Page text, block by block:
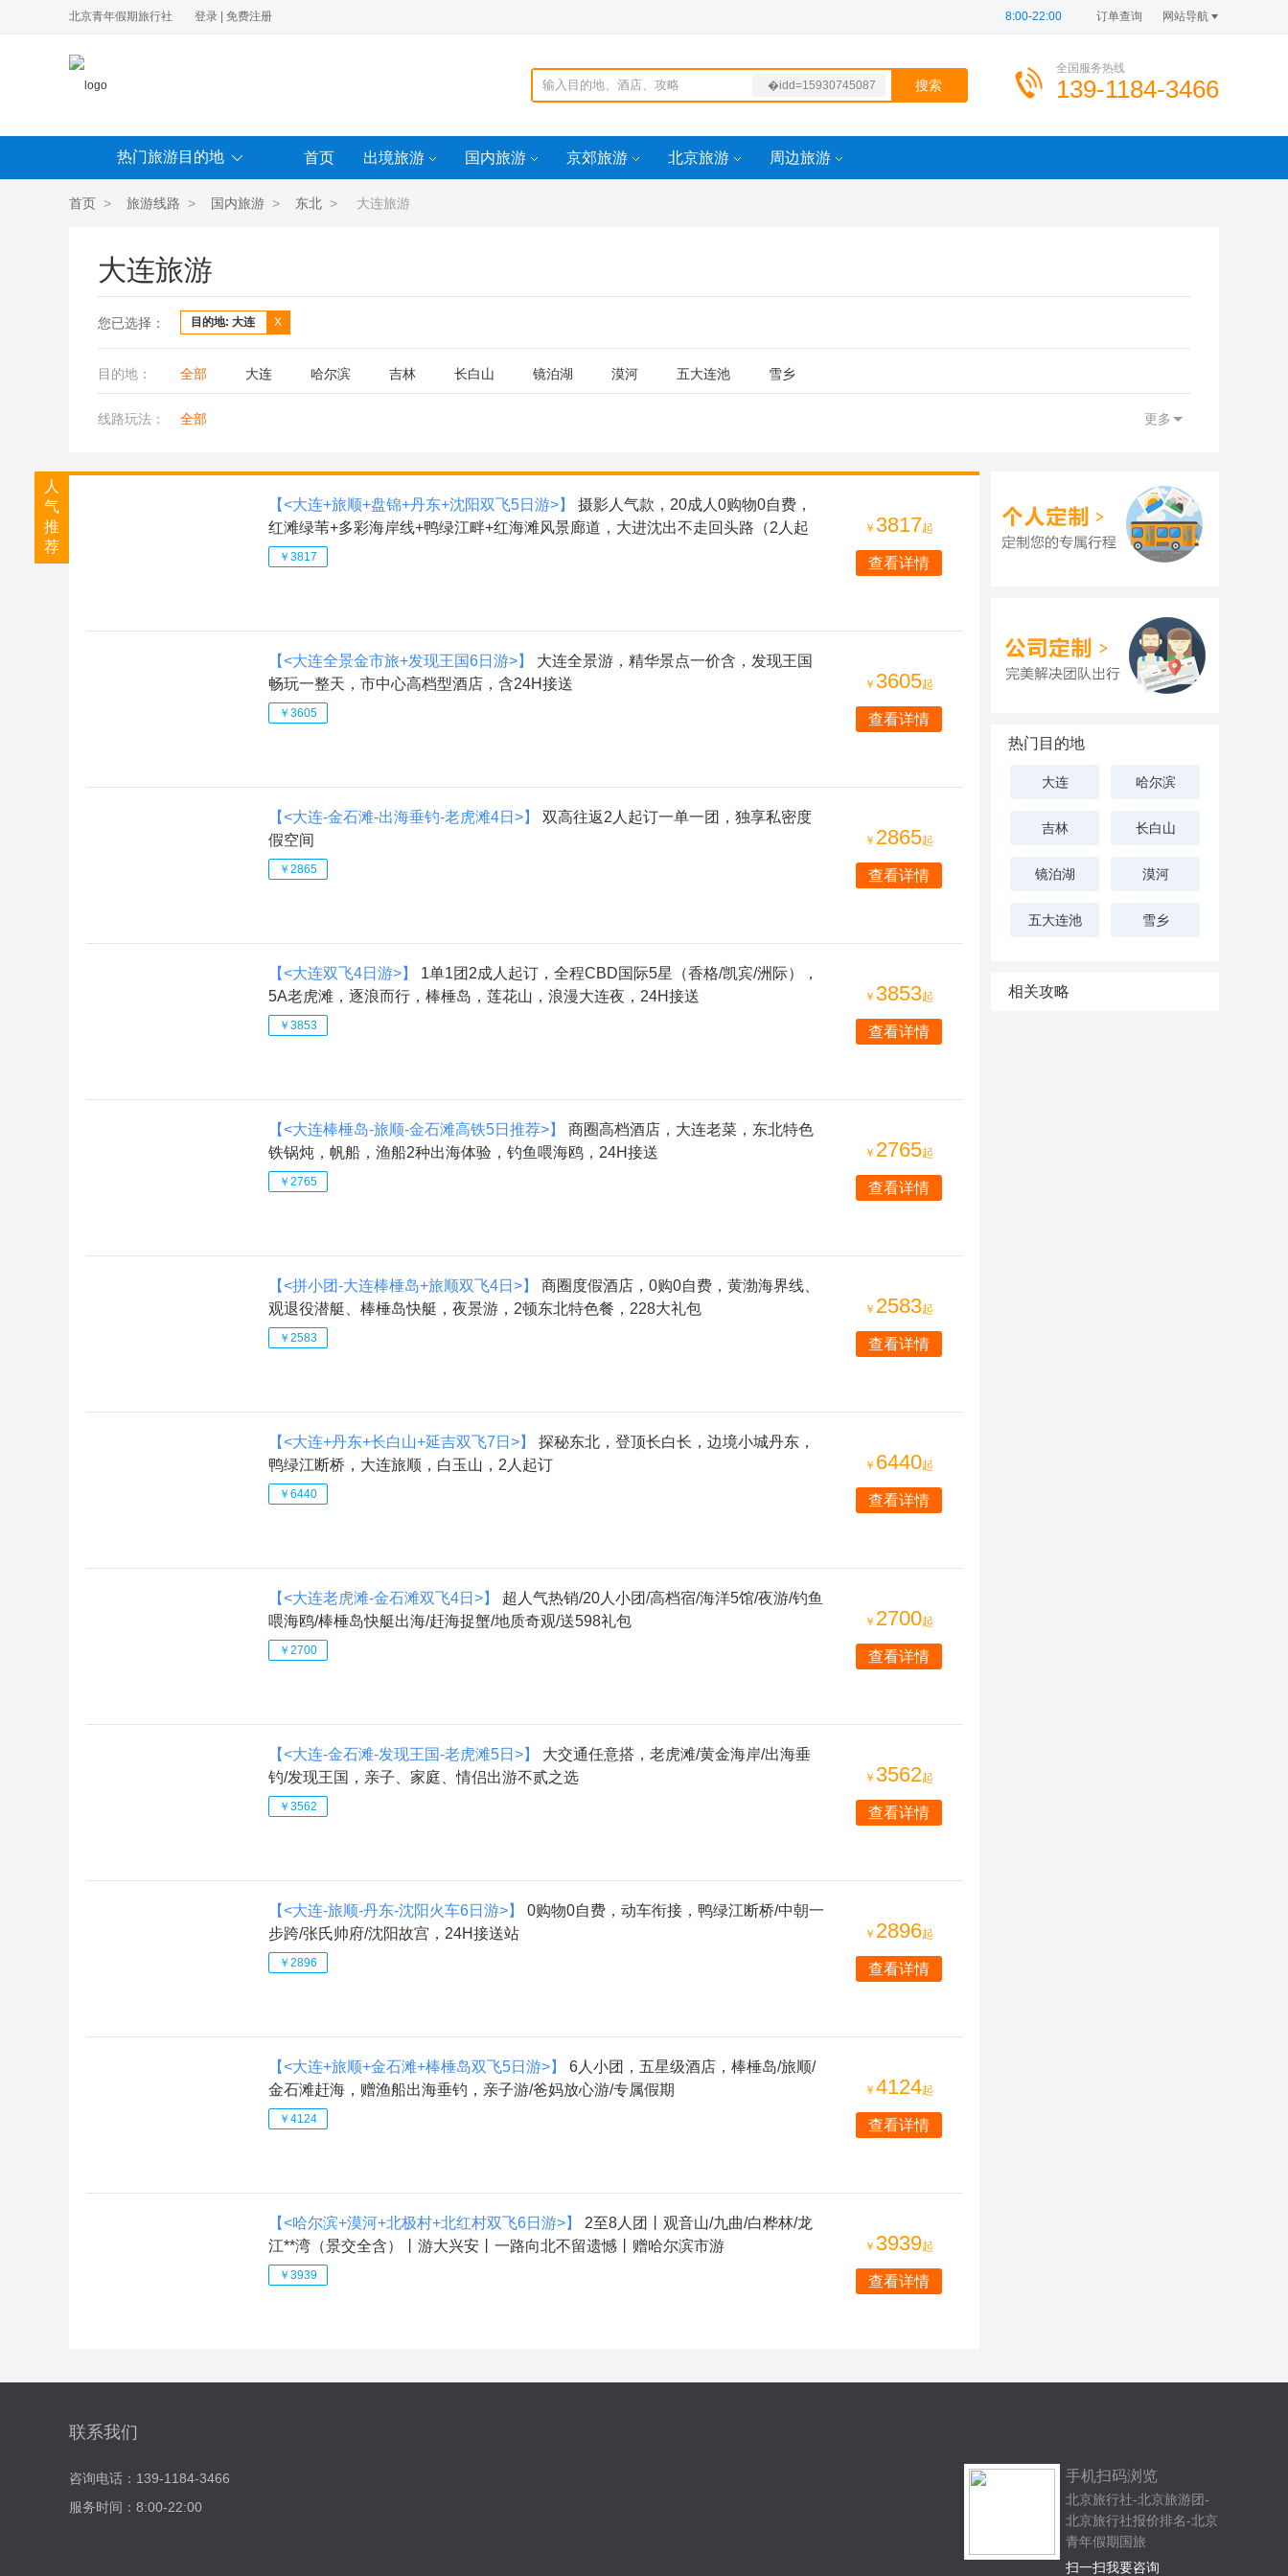
北京青年假期旅行社 登录 免费注册 8:00-22:00 订单查询 网站导航
�idd=15930745087
267265443899
全国服务热线
139-1184-3466
热门旅游目的地 首页 出境旅游 国内旅游 京郊旅游 北京旅游 周边旅游
首页 > 旅游线路 > 国内旅游 > 东北 > 大连旅游
大连旅游
您已选择： 目的地: 大连 X
目的地： 全部 大连 哈尔滨 吉林 长白山 镜泊湖 漠河 五大连池 雪乡
线路玩法： 全部 更多
人
气
推
荐
【<大连+旅顺+盘锦+丹东+沈阳双飞5日游>】
摄影人气款，20成人0购物0自费，
红滩绿苇+多彩海岸线+鸭绿江畔+红海滩风景廊道，大进沈出不走回头路（2人起
订）￥3817
￥ 3817起
查看详情
【<大连全景金市旅+发现王国6日游>】
大连全景游，精华景点一价含，发现王国
畅玩一整天，市中心高档型酒店，含24H接送
￥3605
￥ 3605起
查看详情
【<大连-金石滩-出海垂钓-老虎滩4日>】
双高往返2人起订一单一团，独享私密度
假空间
￥2865
￥ 2865起
查看详情
【<大连双飞4日游>】
1单1团2成人起订，全程CBD国际5星（香格/凯宾/洲际），
5A老虎滩，逐浪而行，棒棰岛，莲花山，浪漫大连夜，24H接送
￥3853
￥ 3853起
查看详情
【<大连棒棰岛-旅顺-金石滩高铁5日推荐>】
商圈高档酒店，大连老菜，东北特色
铁锅炖，帆船，渔船2种出海体验，钓鱼喂海鸥，24H接送
￥2765
￥ 2765起
查看详情
【<拼小团-大连棒棰岛+旅顺双飞4日>】
商圈度假酒店，0购0自费，黄渤海界线、
观退役潜艇、棒棰岛快艇，夜景游，2顿东北特色餐，228大礼包
￥2583
￥ 2583起
查看详情
【<大连+丹东+长白山+延吉双飞7日>】
探秘东北，登顶长白长，边境小城丹东，
鸭绿江断桥，大连旅顺，白玉山，2人起订
￥6440
￥ 6440起
查看详情
【<大连老虎滩-金石滩双飞4日>】
超人气热销/20人小团/高档宿/海洋5馆/夜游/钓鱼
喂海鸥/棒棰岛快艇出海/赶海捉蟹/地质奇观/送598礼包
￥2700
￥ 2700起
查看详情
【<大连-金石滩-发现王国-老虎滩5日>】
大交通任意搭，老虎滩/黄金海岸/出海垂
钓/发现王国，亲子、家庭、情侣出游不贰之选
￥3562
￥ 3562起
查看详情
【<大连-旅顺-丹东-沈阳火车6日游>】
0购物0自费，动车衔接，鸭绿江断桥/中朝一
步跨/张氏帅府/沈阳故宫，24H接送站
￥2896
￥ 2896起
查看详情
【<大连+旅顺+金石滩+棒棰岛双飞5日游>】
6人小团，五星级酒店，棒棰岛/旅顺/
金石滩赶海，赠渔船出海垂钓，亲子游/爸妈放心游/专属假期
￥4124
￥ 4124起
查看详情
【<哈尔滨+漠河+北极村+北红村双飞6日游>】
2至8人团丨观音山/九曲/白桦林/龙
江**湾（景交全含）丨游大兴安丨一路向北不留遗憾丨赠哈尔滨市游
￥3939
￥ 3939起
查看详情
热门目的地
大连 哈尔滨
吉林 长白山
镜泊湖 漠河
五大连池 雪乡
相关攻略
联系我们
咨询电话：139-1184-3466
服务时间：8:00-22:00
手机扫码浏览
北京旅行社-北京旅游团-
北京旅行社报价排名-北京
青年假期国旅
扫一扫我要咨询